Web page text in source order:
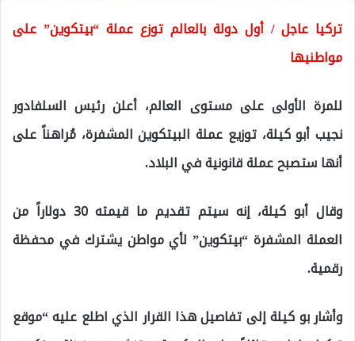
تركيا عاجل / أول دولة بالعالم توزع عملة “بيتكوين” على
مواطنيها
للمرة الأولى على مستوى العالم، أعلن رئيس السلفادور
نجيب أبو كيلة، توزيع عملة البيتكوين المشفرة، مُراهناً على
أنها ستصبح عملة قانونية في البلاد.
وقال أبو كيلة، إنه سيتم تقديم ما قيمته 30 دولاراً من
العملة المشفرة “بيتكوين” لأي مواطن يشترك في محفظة
رقمية.
وأشار بو كيلة إلى تفاصيل هذا القرار الذي اطلع عليه “موقع